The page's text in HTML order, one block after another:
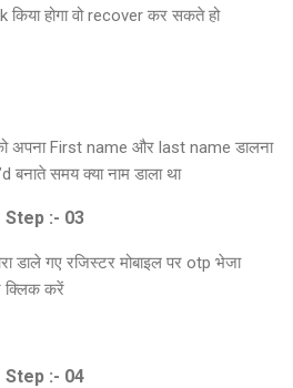
होगा वो recover कर सकते हो
अपना First name और last name डालना
बनाते समय क्या नाम डाला था
Step :- 03
गए रजिस्टर मोबाइल पर otp भेजा
क्लिक करें
Step :- 04